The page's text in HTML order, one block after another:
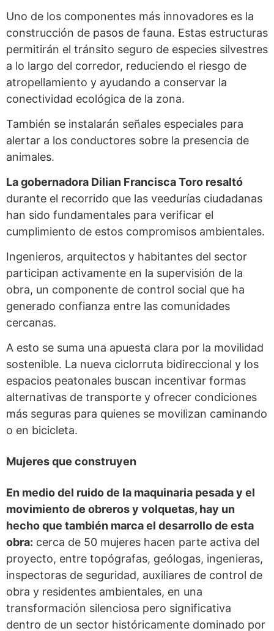
Uno de los componentes más innovadores es la
construcción de pasos de fauna. Estas estructuras
permitirán el tránsito seguro de especies silvestres
a lo largo del corredor, reduciendo el riesgo de
atropellamiento y ayudando a conservar la
conectividad ecológica de la zona.
También se instalarán señales especiales para
alertar a los conductores sobre la presencia de
animales.
La gobernadora Dilian Francisca Toro resaltó
durante el recorrido que las veedurías ciudadanas
han sido fundamentales para verificar el
cumplimiento de estos compromisos ambientales.
Ingenieros, arquitectos y habitantes del sector
participan activamente en la supervisión de la
obra, un componente de control social que ha
generado confianza entre las comunidades
cercanas.
A esto se suma una apuesta clara por la movilidad
sostenible. La nueva ciclorruta bidireccional y los
espacios peatonales buscan incentivar formas
alternativas de transporte y ofrecer condiciones
más seguras para quienes se movilizan caminando
o en bicicleta.
Mujeres que construyen
En medio del ruido de la maquinaria pesada y el
movimiento de obreros y volquetas, hay un
hecho que también marca el desarrollo de esta
obra: cerca de 50 mujeres hacen parte activa del
proyecto, entre topógrafas, geólogas, ingenieras,
inspectoras de seguridad, auxiliares de control de
obra y residentes ambientales, en una
transformación silenciosa pero significativa
dentro de un sector históricamente dominado por